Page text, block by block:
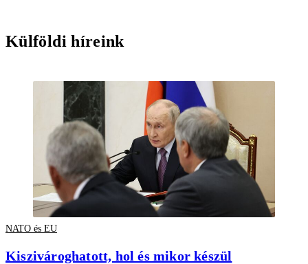
Külföldi híreink
NATO és EU
Kiszivároghatott, hol és mikor készül